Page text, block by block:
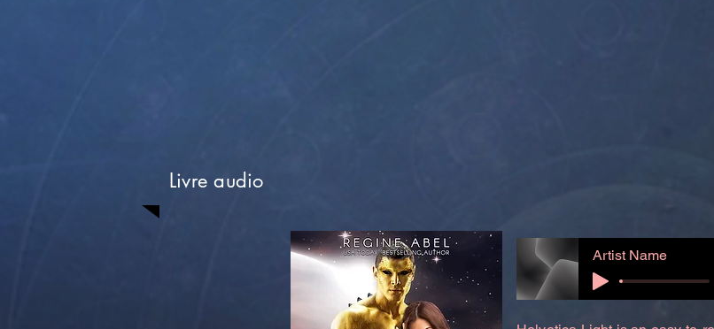
Livre audio
Artist Name